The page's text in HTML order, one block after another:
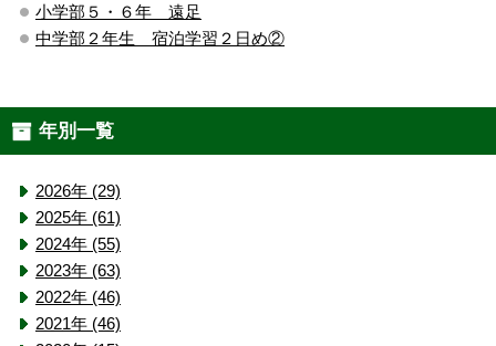
小学部５・６年 遠足
中学部２年生 宿泊学習２日め②
年別一覧
2026年 (29)
2025年 (61)
2024年 (55)
2023年 (63)
2022年 (46)
2021年 (46)